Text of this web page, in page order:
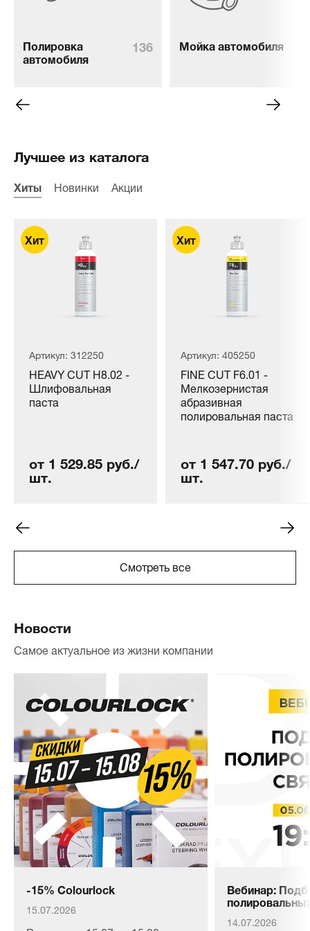
Полировка
автомобиля
136 Мойка автомобиля
Лучшее из каталога
Хиты Новинки Акции
Артикул: 312250
HEAVY CUT H8.02 -
Шлифовальная
паста
от 1 529.85 руб./
шт.
Артикул: 405250
FINE CUT F6.01 -
Мелкозернистая
абразивная
полировальная паста
от 1 547.70 руб./
шт.
Смотреть все
Новости
Самое актуальное из жизни компании
-15% Colourlock
15.07.2026
Вебинар:
14.07.2026